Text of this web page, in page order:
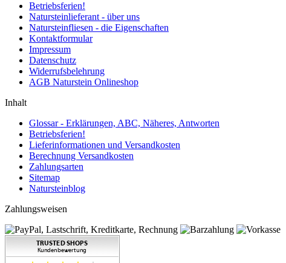
Betriebsferien!
Natursteinlieferant - über uns
Natursteinfliesen - die Eigenschaften
Kontaktformular
Impressum
Datenschutz
Widerrufsbelehrung
AGB Naturstein Onlineshop
Inhalt
Glossar - Erklärungen, ABC, Näheres, Antworten
Betriebsferien!
Lieferinformationen und Versandkosten
Berechnung Versandkosten
Zahlungsarten
Sitemap
Natursteinblog
Zahlungsweisen